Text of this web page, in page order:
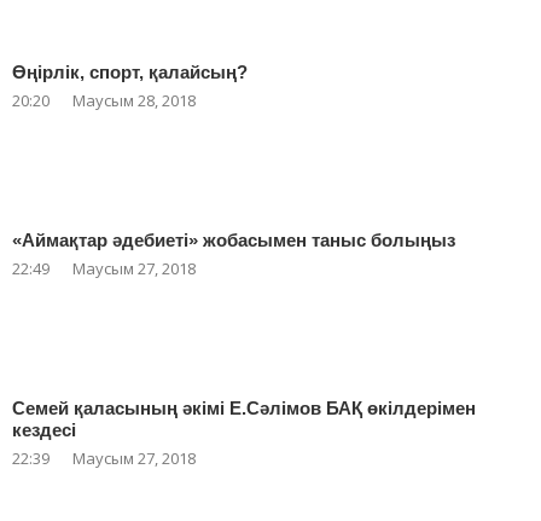
Өңірлік, спорт, қалайсың?
20:20 Маусым 28, 2018
«Аймақтар әдебиеті» жобасымен таныс болыңыз
22:49 Маусым 27, 2018
Семей қаласының әкімі Е.Сәлімов БАҚ өкілдерімен
кездесі
22:39 Маусым 27, 2018